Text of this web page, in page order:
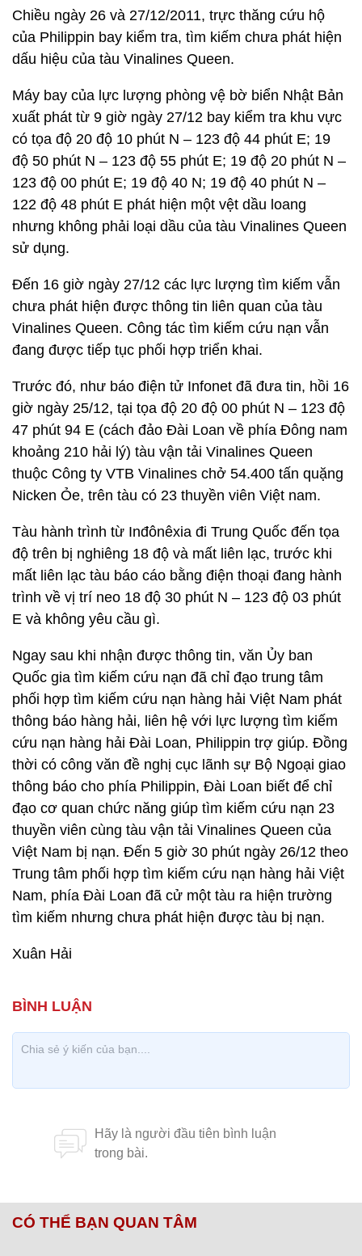
Chiều ngày 26 và 27/12/2011, trực thăng cứu hộ
của Philippin bay kiểm tra, tìm kiếm chưa phát hiện
dấu hiệu của tàu Vinalines Queen.
Máy bay của lực lượng phòng vệ bờ biển Nhật Bản
xuất phát từ 9 giờ ngày 27/12 bay kiểm tra khu vực
có tọa độ 20 độ 10 phút N – 123 độ 44 phút E; 19
độ 50 phút N – 123 độ 55 phút E; 19 độ 20 phút N –
123 độ 00 phút E; 19 độ 40 N; 19 độ 40 phút N –
122 độ 48 phút E phát hiện một vệt dầu loang
nhưng không phải loại dầu của tàu Vinalines Queen
sử dụng.
Đến 16 giờ ngày 27/12 các lực lượng tìm kiếm vẫn
chưa phát hiện được thông tin liên quan của tàu
Vinalines Queen. Công tác tìm kiếm cứu nạn vẫn
đang được tiếp tục phối hợp triển khai.
Trước đó, như báo điện tử Infonet đã đưa tin, hồi 16
giờ ngày 25/12, tại tọa độ 20 độ 00 phút N – 123 độ
47 phút 94 E (cách đảo Đài Loan về phía Đông nam
khoảng 210 hải lý) tàu vận tải Vinalines Queen
thuộc Công ty VTB Vinalines chở 54.400 tấn quặng
Nicken Ỏe, trên tàu có 23 thuyền viên Việt nam.
Tàu hành trình từ Inđônêxia đi Trung Quốc đến tọa
độ trên bị nghiêng 18 độ và mất liên lạc, trước khi
mất liên lạc tàu báo cáo bằng điện thoại đang hành
trình về vị trí neo 18 độ 30 phút N – 123 độ 03 phút
E và không yêu cầu gì.
Ngay sau khi nhận được thông tin, văn Ủy ban
Quốc gia tìm kiếm cứu nạn đã chỉ đạo trung tâm
phối hợp tìm kiếm cứu nạn hàng hải Việt Nam phát
thông báo hàng hải, liên hệ với lực lượng tìm kiếm
cứu nạn hàng hải Đài Loan, Philippin trợ giúp. Đồng
thời có công văn đề nghị cục lãnh sự Bộ Ngoại giao
thông báo cho phía Philippin, Đài Loan biết để chỉ
đạo cơ quan chức năng giúp tìm kiếm cứu nạn 23
thuyền viên cùng tàu vận tải Vinalines Queen của
Việt Nam bị nạn. Đến 5 giờ 30 phút ngày 26/12 theo
Trung tâm phối hợp tìm kiếm cứu nạn hàng hải Việt
Nam, phía Đài Loan đã cử một tàu ra hiện trường
tìm kiếm nhưng chưa phát hiện được tàu bị nạn.
Xuân Hải
CÓ THỂ BẠN QUAN TÂM